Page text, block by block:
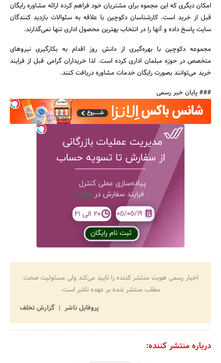
امکان دیگری که این مجموه برای مشتریان خود فراهم کرده ارائه مشاوره رایگان
قبل از خرید است. کارشناسان دکوچین با علاقه به سئوالات بازدید کنندگان
سایت پاسخ داده و آنها را در انتخاب بهترین محصول اداری تنها نمی‌گذارند.
مجموعه دکوچین با بهره‌گیری از دانش روز اقدام به بکارگیری نیروهای
متخصص در حوزه مبلمان اداری کرده است. لذا خریداران گرامی قبل از فرایند
خرید می‌توانند بصورت رایگان خدمات مشاوره دریافت کنند.
### پایان خبر رسمی
اخبار رسمی هویت منتشر کننده را تایید می‌کند ولی مسئولیت صحت
مطلب منتشر شده بر عهده ناشر است.
پروفایل ناشر
گزارش تخلف
درباره منتشر کننده: